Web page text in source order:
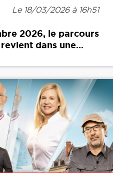
Le 18/03/2026 à 16h51
2026, le parcours
dans une...